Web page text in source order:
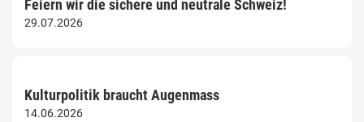
Feiern wir die sichere und neutrale Schweiz!
29.07.2026
Kulturpolitik braucht Augenmass
14.06.2026